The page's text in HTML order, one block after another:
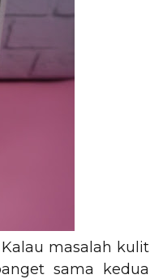
masalah kulit
sama kedua